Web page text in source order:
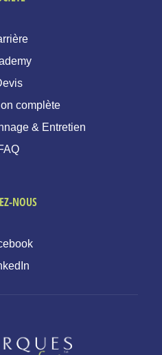
complète
& Entretien
NOUS